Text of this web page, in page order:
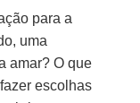
para a
uma
amar? O que
escolhas